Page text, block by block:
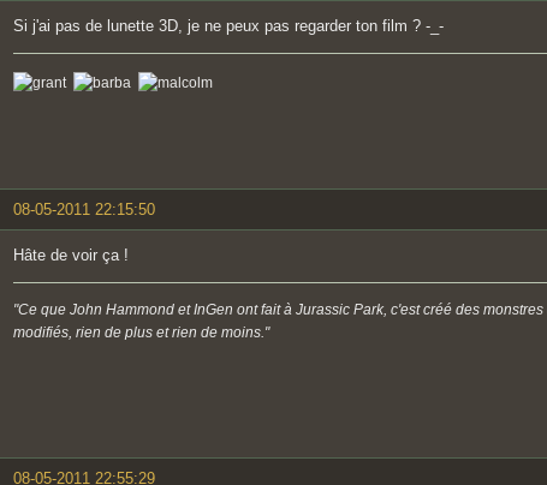
Si j'ai pas de lunette 3D, je ne peux pas regarder ton film ? -_-
08-05-2011 22:15:50
Hâte de voir ça !
"Ce que John Hammond et InGen ont fait à Jurassic Park, c'est créé des
modifiés, rien de plus et rien de moins."
08-05-2011 22:55:29